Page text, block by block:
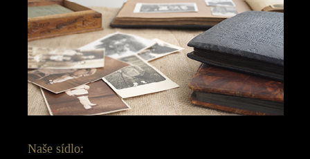
Naše sídlo: